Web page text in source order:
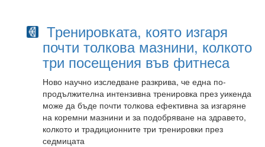
Тренировката, която изгаря
почти толкова мазнини, колкото
три посещения във фитнеса
Ново научно изследване разкрива, че една по-
продължителна интензивна тренировка през уикенда
може да бъде почти толкова ефективна за изгаряне
на коремни мазнини и за подобряване на здравето,
колкото и традиционните три тренировки през
седмицата